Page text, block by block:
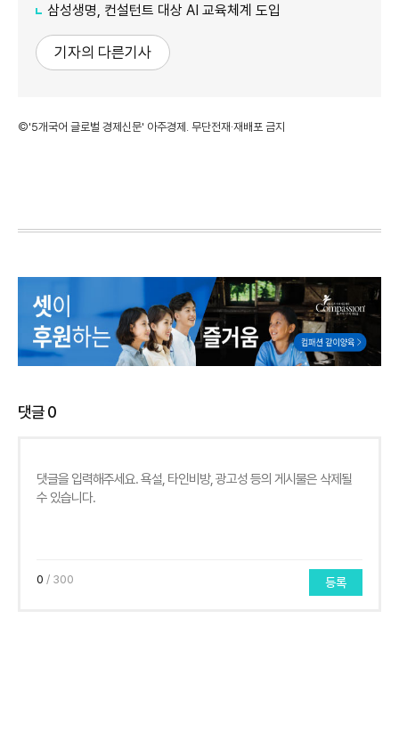
삼성생명, 컨설턴트 대상 AI 교육체계 도입
기자의 다른기사
©'5개국어 글로벌 경제신문' 아주경제. 무단전재·재배포 금지
댓글0
0 / 300 등록